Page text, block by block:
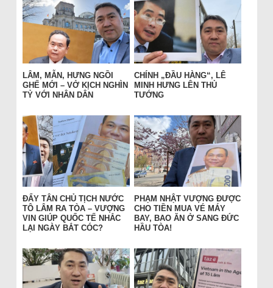
LÂM, MẪN, HƯNG NGỒI
GHẾ MỚI – VỞ KỊCH NGHÌN
TỶ VỚI NHÂN DÂN
CHÍNH „ĐẦU HÀNG“, LÊ
MINH HƯNG LÊN THỦ
TƯỚNG
ĐẨY TÂN CHỦ TỊCH NƯỚC
TÔ LÂM RA TÒA – VƯỢNG
VIN GIÚP QUỐC TẾ NHẮC
LẠI NGÀY BẮT CÓC?
PHẠM NHẬT VƯỢNG ĐƯỢC
CHO TIỀN MUA VÉ MÁY
BAY, BAO ĂN Ở SANG ĐỨC
HẦU TÒA!